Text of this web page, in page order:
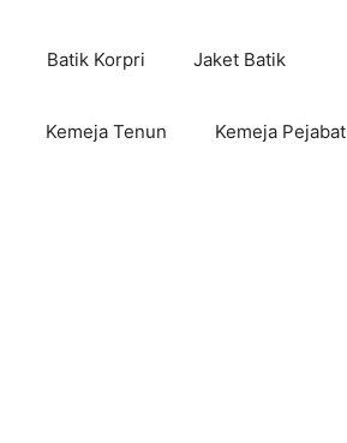
Batik Korpri Jaket Batik
Kemeja Tenun Kemeja Pejabat